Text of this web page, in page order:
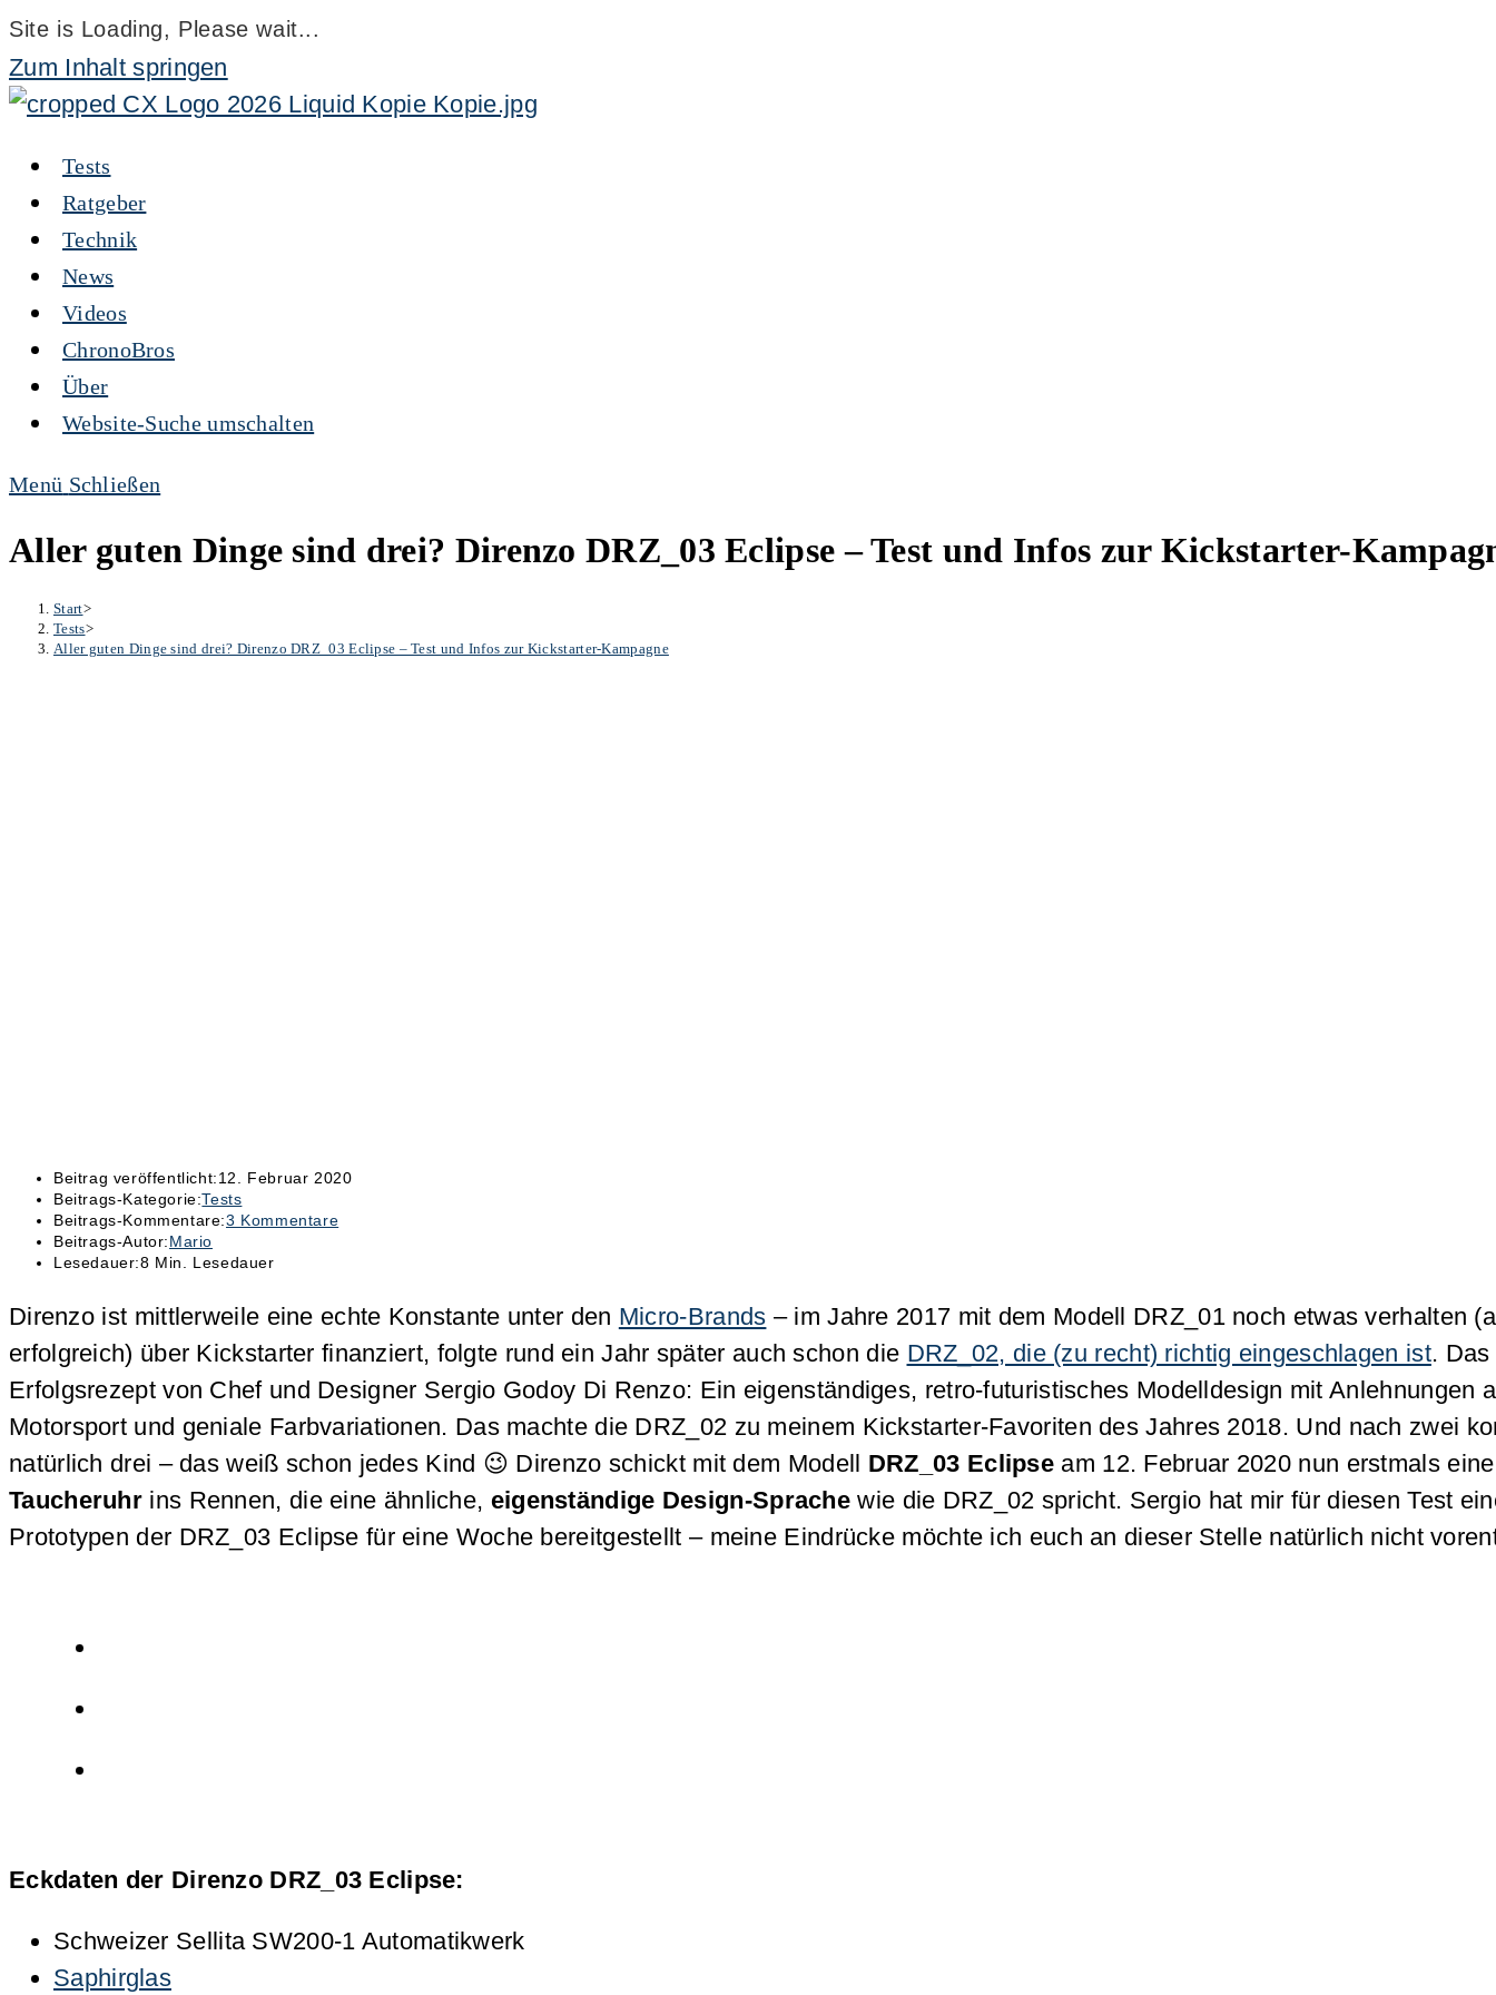
Site is Loading, Please wait...
Zum Inhalt springen
Tests
Ratgeber
Technik
News
Videos
ChronoBros
Über
Website-Suche umschalten
Menü Schließen
Aller guten Dinge sind drei? Direnzo DRZ_03 Eclipse – Test und Infos zur Kickstarter-
Start>
Tests>
Aller guten Dinge sind drei? Direnzo DRZ_03 Eclipse – Test und Infos zur Kickstarter-Kampagne
Beitrag veröffentlicht:12. Februar 2020
Beitrags-Kategorie:Tests
Beitrags-Kommentare:3 Kommentare
Beitrags-Autor:Mario
Lesedauer:8 Min. Lesedauer
Direnzo ist mittlerweile eine echte Konstante unter den Micro-Brands – im Jahre 2017 mit dem Modell DRZ_01 noch etwas verhalten
erfolgreich) über Kickstarter finanziert, folgte rund ein Jahr später auch schon die DRZ_02, die (zu recht) richtig eingeschlagen ist. Das
Erfolgsrezept von Chef und Designer Sergio Godoy Di Renzo: Ein eigenständiges, retro-futuristisches Modelldesign mit Anlehnungen
Motorsport und geniale Farbvariationen. Das machte die DRZ_02 zu meinem Kickstarter-Favoriten des Jahres 2018. Und nach zwei
natürlich drei – das weiß schon jedes Kind 😉 Direnzo schickt mit dem Modell DRZ_03 Eclipse am 12. Februar 2020 nun erstmals eine
Taucheruhr ins Rennen, die eine ähnliche, eigenständige Design-Sprache wie die DRZ_02 spricht. Sergio hat mir für diesen Test
Prototypen der DRZ_03 Eclipse für eine Woche bereitgestellt – meine Eindrücke möchte ich euch an dieser Stelle natürlich nicht
Eckdaten der Direnzo DRZ_03 Eclipse:
Schweizer Sellita SW200-1 Automatikwerk
Saphirglas